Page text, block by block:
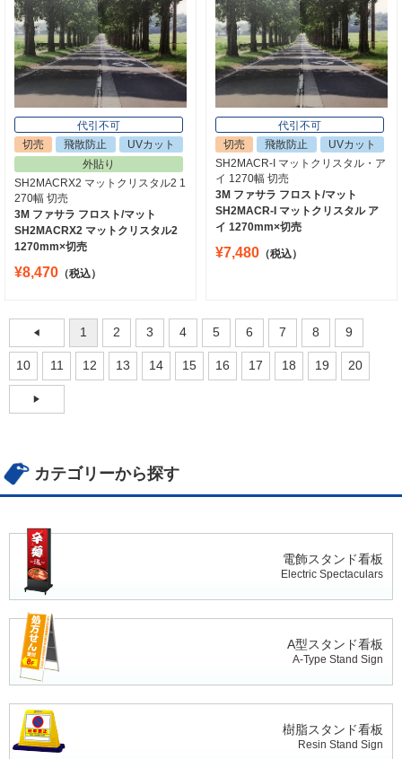
代引不可
切売
飛散防止
UVカット
外貼り
SH2MACRX2 マットクリスタル2 1
270幅 切売
3M ファサラ フロスト/マット
SH2MACRX2 マットクリスタル2
1270mm×切売
¥8,470 （税込）
代引不可
切売
飛散防止
UVカット
SH2MACR-I マットクリスタル・ア
イ 1270幅 切売
3M ファサラ フロスト/マット
SH2MACR-I マットクリスタル ア
イ 1270mm×切売
¥7,480 （税込）
1 2 3 4 5 6 7 8 9
10 11 12 13 14 15 16 17 18 19 20
カテゴリーから探す
電飾スタンド看板
Electric Spectaculars
A型スタンド看板
A-Type Stand Sign
樹脂スタンド看板
Resin Stand Sign